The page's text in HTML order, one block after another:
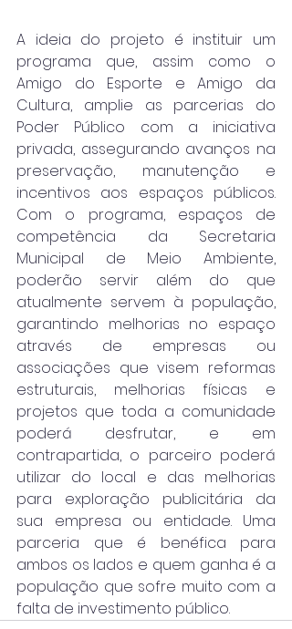
A ideia do projeto é instituir um
programa que, assim como o
Amigo do Esporte e Amigo da
Cultura, amplie as parcerias do
Poder Público com a iniciativa
privada, assegurando avanços na
preservação, manutenção e
incentivos aos espaços públicos.
Com o programa, espaços de
competência da Secretaria
Municipal de Meio Ambiente,
poderão servir além do que
atualmente servem à população,
garantindo melhorias no espaço
através de empresas ou
associações que visem reformas
estruturais, melhorias físicas e
projetos que toda a comunidade
poderá desfrutar, e em
contrapartida, o parceiro poderá
utilizar do local e das melhorias
para exploração publicitária da
sua empresa ou entidade. Uma
parceria que é benéfica para
ambos os lados e quem ganha é a
população que sofre muito com a
falta de investimento público.